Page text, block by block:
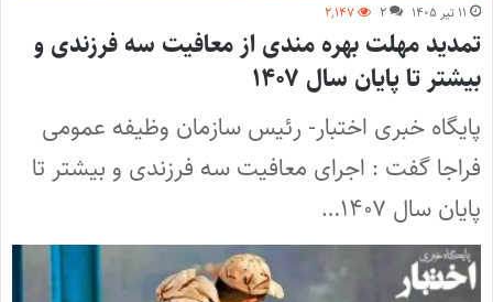
۱۱ تیر ۱۴۰۵ ۲ ۲,۱۴۷
تمدید مهلت بهره مندی از معافیت سه فرزندی و
بیشتر تا پایان سال ۱۴۰۷ ‌
پایگاه خبری اختبار- رئیس سازمان وظیفه عمومی
فراجا گفت : اجرای معافیت سه فرزندی و بیشتر تا
پایان سال ۱۴۰۷…